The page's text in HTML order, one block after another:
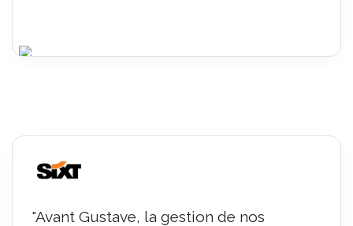
"Avant Gustave, la gestion de nos